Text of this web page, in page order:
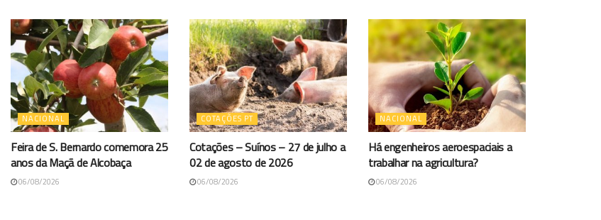
NACIONAL
Feira de S. Bernardo comemora 25
anos da Maçã de Alcobaça
06/08/2026
COTAÇÕES PT
Cotações – Suínos – 27 de julho a
02 de agosto de 2026
06/08/2026
NACIONAL
Há engenheiros aeroespaciais a
trabalhar na agricultura?
06/08/2026